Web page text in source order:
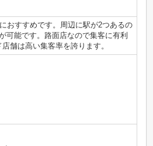
おすすめです。周辺に駅が2つあるの
可能です。路面店なので集客に有利
舗は高い集客率を誇ります。